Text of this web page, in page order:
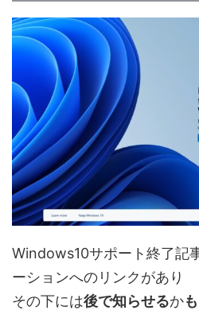
Windows10サポート終了記
ーションへのリンクがあり
その下には後で知らせるか